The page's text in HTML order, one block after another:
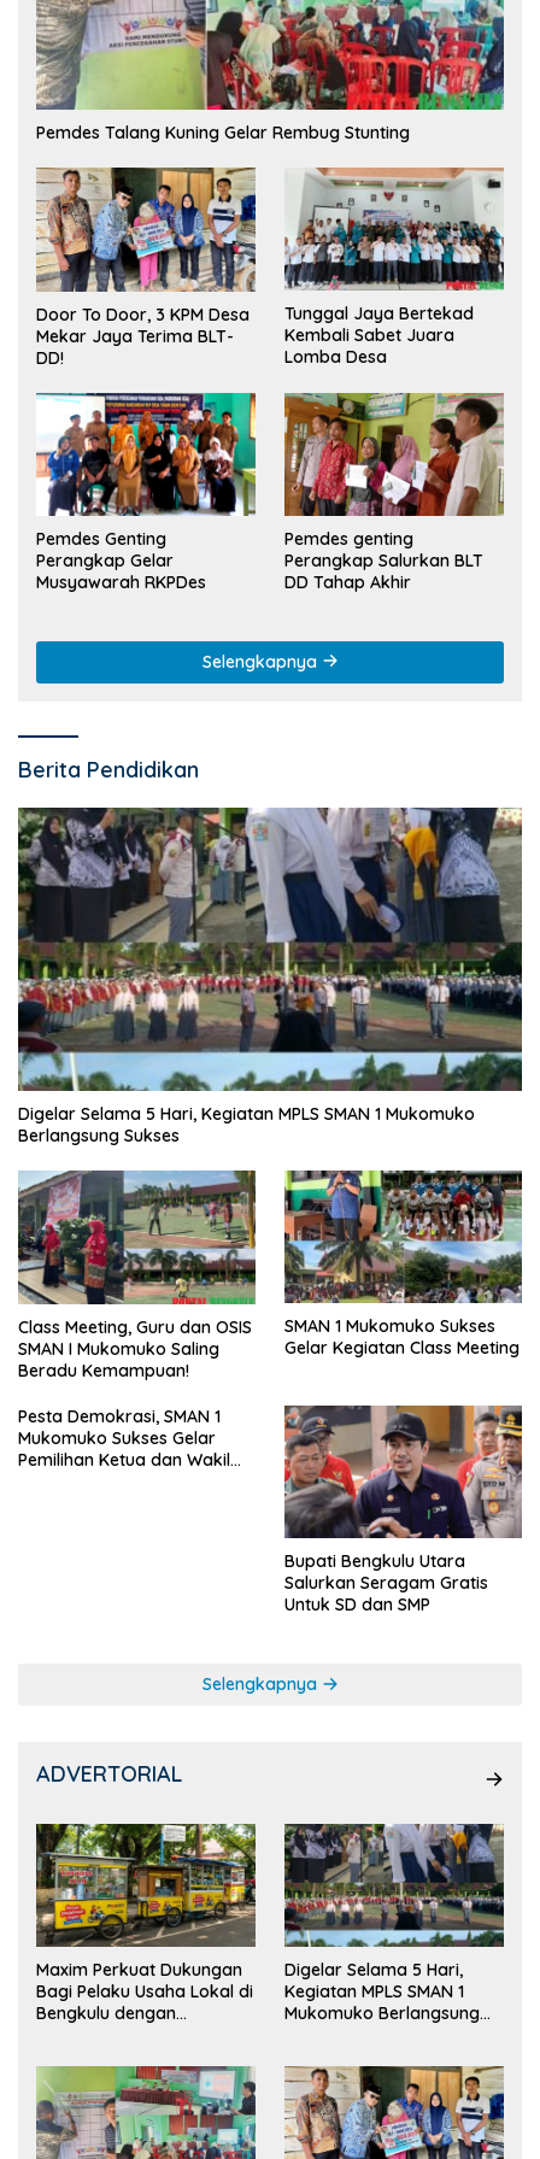
Pemdes Talang Kuning Gelar Rembug Stunting
Door To Door, 3 KPM Desa
Mekar Jaya Terima BLT-
DD!
Tunggal Jaya Bertekad
Kembali Sabet Juara
Lomba Desa
Pemdes Genting
Perangkap Gelar
Musyawarah RKPDes
Pemdes genting
Perangkap Salurkan BLT
DD Tahap Akhir
Selengkapnya
Berita Pendidikan
Digelar Selama 5 Hari, Kegiatan MPLS SMAN 1 Mukomuko
Berlangsung Sukses
Class Meeting, Guru dan OSIS
SMAN I Mukomuko Saling
Beradu Kemampuan!
SMAN 1 Mukomuko Sukses
Gelar Kegiatan Class Meeting
Pesta Demokrasi, SMAN 1
Mukomuko Sukses Gelar
Pemilihan Ketua dan Wakil
Bupati Bengkulu Utara
Salurkan Seragam Gratis
Untuk SD dan SMP
Selengkapnya
ADVERTORIAL
Maxim Perkuat Dukungan
Bagi Pelaku Usaha Lokal di
Bengkulu dengan
Pasar
Digelar Selama 5 Hari,
Kegiatan MPLS SMAN 1
Mukomuko Berlangsung